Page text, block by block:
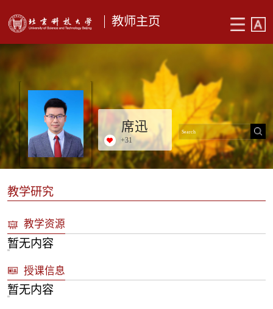
教师主页
席迅
+31
教学研究
教学资源
暂无内容
授课信息
暂无内容